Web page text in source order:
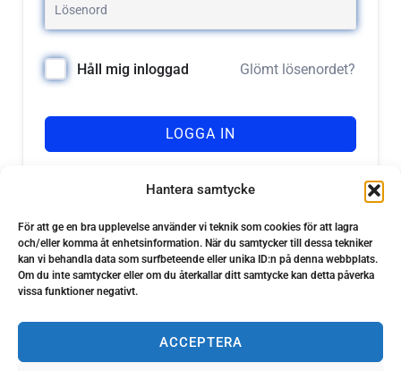
Hantera samtycke
För att ge en bra upplevelse använder vi teknik som cookies för att lagra
och/eller komma åt enhetsinformation. När du samtycker till dessa tekniker
kan vi behandla data som surfbeteende eller unika ID:n på denna webbplats.
Om du inte samtycker eller om du återkallar ditt samtycke kan detta påverka
vissa funktioner negativt.
ACCEPTERA
Håll mig inloggad Glömt lösenordet?
LOGGA IN
Har du inget konto? Registrera dig